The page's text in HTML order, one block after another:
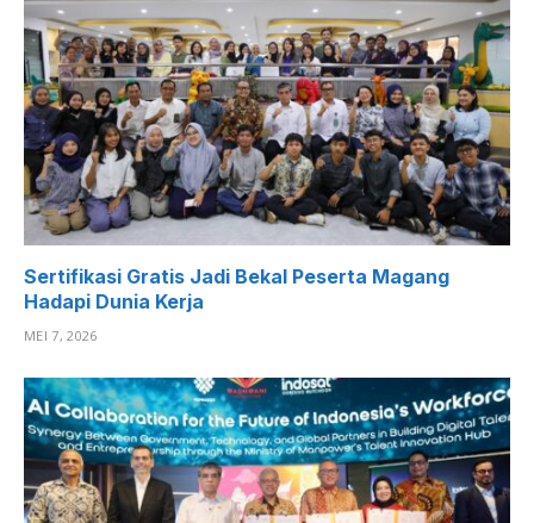
Sertifikasi Gratis Jadi Bekal Peserta Magang
Hadapi Dunia Kerja
MEI 7, 2026